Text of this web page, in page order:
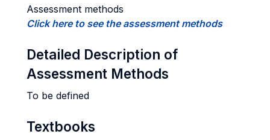
Assessment methods
Click here to see the assessment methods
Detailed Description of
Assessment Methods
To be defined
Textbooks